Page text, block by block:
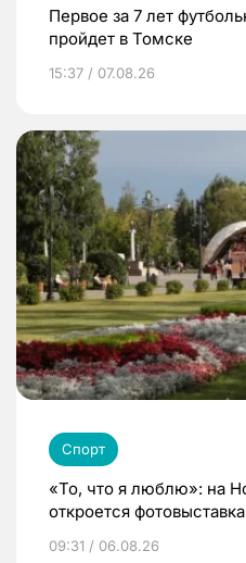
Первое за 7 лет
пройдет в Томске
15:37 / 07.08.26
Спорт
«То, что я люблю»: на
откроется
09:31 / 06.08.26